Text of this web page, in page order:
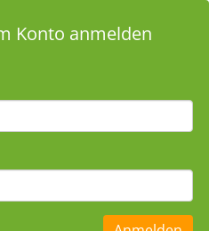
Konto anmelden